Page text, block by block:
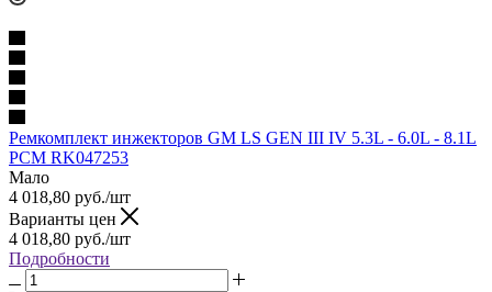
Ремкомплект инжекторов GM LS GEN III IV 5.3L - 6.0L - 8.1L
PCM RK047253
Мало
4 018,80 руб./шт
Варианты цен
4 018,80 руб./шт
Подробности